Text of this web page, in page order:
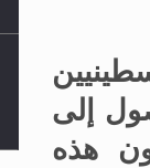
إلى
هذه